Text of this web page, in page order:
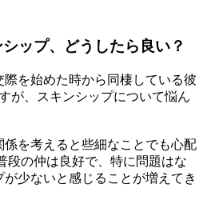
ップ、どうしたら良い？
を始めた時から同棲している彼
が、スキンシップについて悩ん
を考えると些細なことでも心配
段の仲は良好で、特に問題はな
少ないと感じることが増えてき